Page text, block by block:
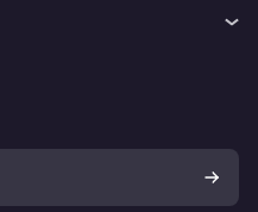
Dein Widerrufsrecht